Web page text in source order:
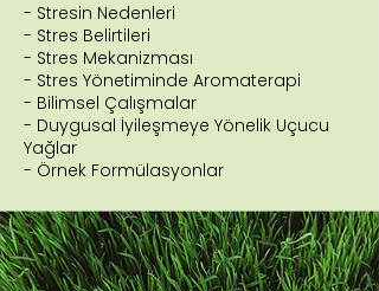
- Stresin Nedenleri
- Stres Belirtileri
- Stres Mekanizması
- Stres Yönetiminde Aromaterapi
- Bilimsel Çalışmalar
- Duygusal İyileşmeye Yönelik Uçucu
Yağlar
- Örnek Formülasyonlar